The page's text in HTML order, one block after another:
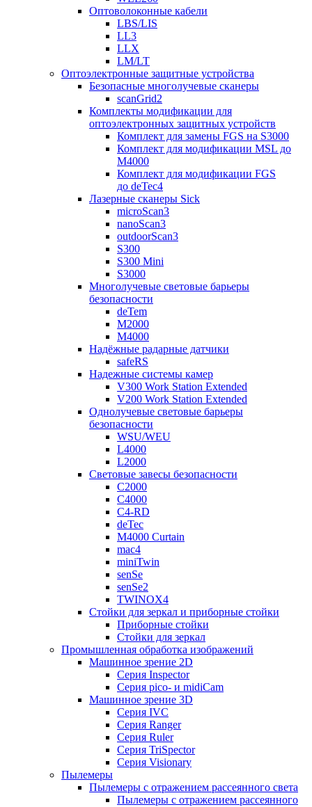
Оптоволоконные кабели
LBS/LIS
LL3
LLX
LM/LT
Оптоэлектронные защитные устройства
Безопасные многолучевые сканеры
scanGrid2
Комплекты модификации для
оптоэлектронных защитных устройств
Комплект для замены FGS на S3000
Комплект для модификации MSL до
M4000
Комплект для модификации FGS
до deTec4
Лазерные сканеры Sick
microScan3
nanoScan3
outdoorScan3
S300
S300 Mini
S3000
Многолучевые световые барьеры
безопасности
deTem
M2000
M4000
Надёжные радарные датчики
safeRS
Надежные системы камер
V300 Work Station Extended
V200 Work Station Extended
Однолучевые световые барьеры
безопасности
WSU/WEU
L4000
L2000
Световые завесы безопасности
C2000
C4000
C4-RD
deTec
M4000 Curtain
mac4
miniTwin
senSe
senSe2
TWINOX4
Стойки для зеркал и приборные стойки
Приборные стойки
Стойки для зеркал
Промышленная обработка изображений
Машинное зрение 2D
Серия Inspector
Серия pico- и midiCam
Машинное зрение 3D
Серия IVC
Серия Ranger
Серия Ruler
Серия TriSpector
Серия Visionary
Пылемеры
Пылемеры с отражением рассеянного света
Пылемеры с отражением рассеянного